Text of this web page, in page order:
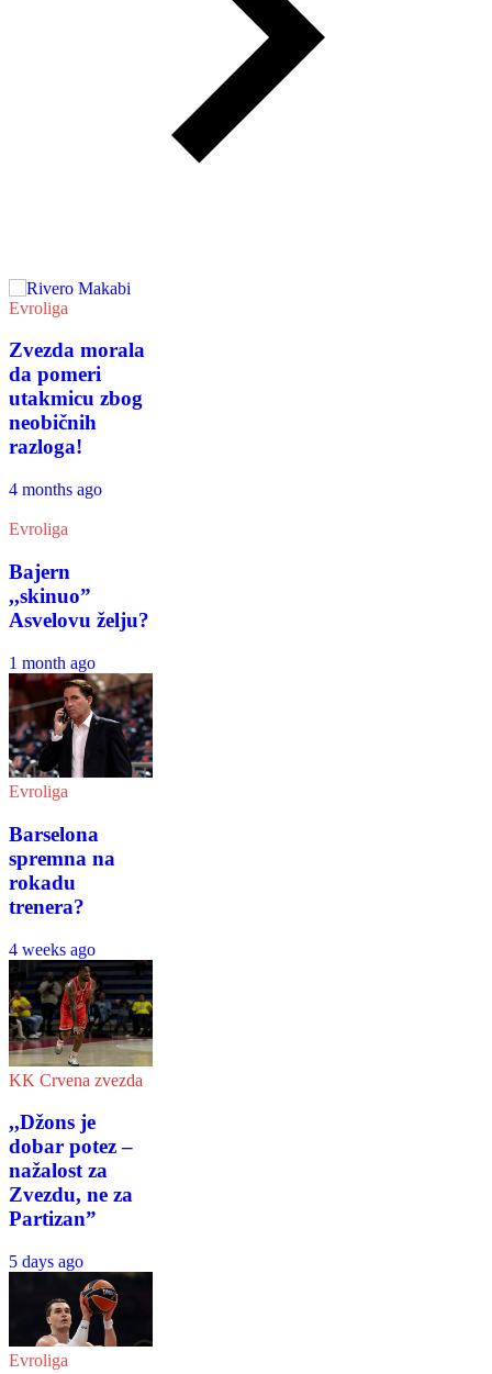
Evroliga
Zvezda morala
da pomeri
utakmicu zbog
neobičnih
razloga!
4 months ago
Evroliga
Bajern
,,skinuo”
Asvelovu želju?
1 month ago
Evroliga
Barselona
spremna na
rokadu
trenera?
4 weeks ago
KK Crvena zvezda
,,Džons je
dobar potez –
nažalost za
Zvezdu, ne za
Partizan”
5 days ago
Evroliga